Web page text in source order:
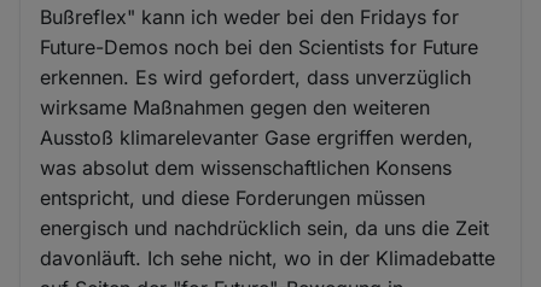
Bußreflex" kann ich weder bei den Fridays for
Future-Demos noch bei den Scientists for Future
erkennen. Es wird gefordert, dass unverzüglich
wirksame Maßnahmen gegen den weiteren
Ausstoß klimarelevanter Gase ergriffen werden,
was absolut dem wissenschaftlichen Konsens
entspricht, und diese Forderungen müssen
energisch und nachdrücklich sein, da uns die Zeit
davonläuft. Ich sehe nicht, wo in der Klimadebatte